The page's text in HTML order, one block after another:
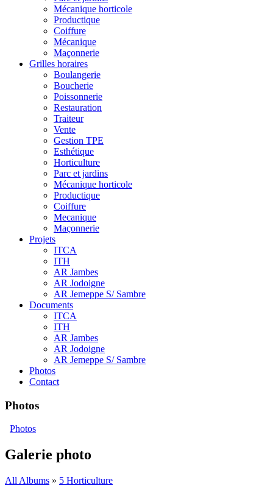
Mécanique horticole
Productique
Coiffure
Mécanique
Maçonnerie
Grilles horaires
Boulangerie
Boucherie
Poissonnerie
Restauration
Traiteur
Vente
Gestion TPE
Esthétique
Horticulture
Parc et jardins
Mécanique horticole
Productique
Coiffure
Mecanique
Maçonnerie
Projets
ITCA
ITH
AR Jambes
AR Jodoigne
AR Jemeppe S/ Sambre
Documents
ITCA
ITH
AR Jambes
AR Jodoigne
AR Jemeppe S/ Sambre
Photos
Contact
Photos
Photos
Galerie photo
All Albums » 5 Horticulture